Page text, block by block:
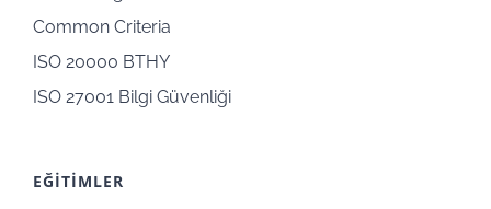
Common Criteria
ISO 20000 BTHY
ISO 27001 Bilgi Güvenliği
EĞİTİMLER